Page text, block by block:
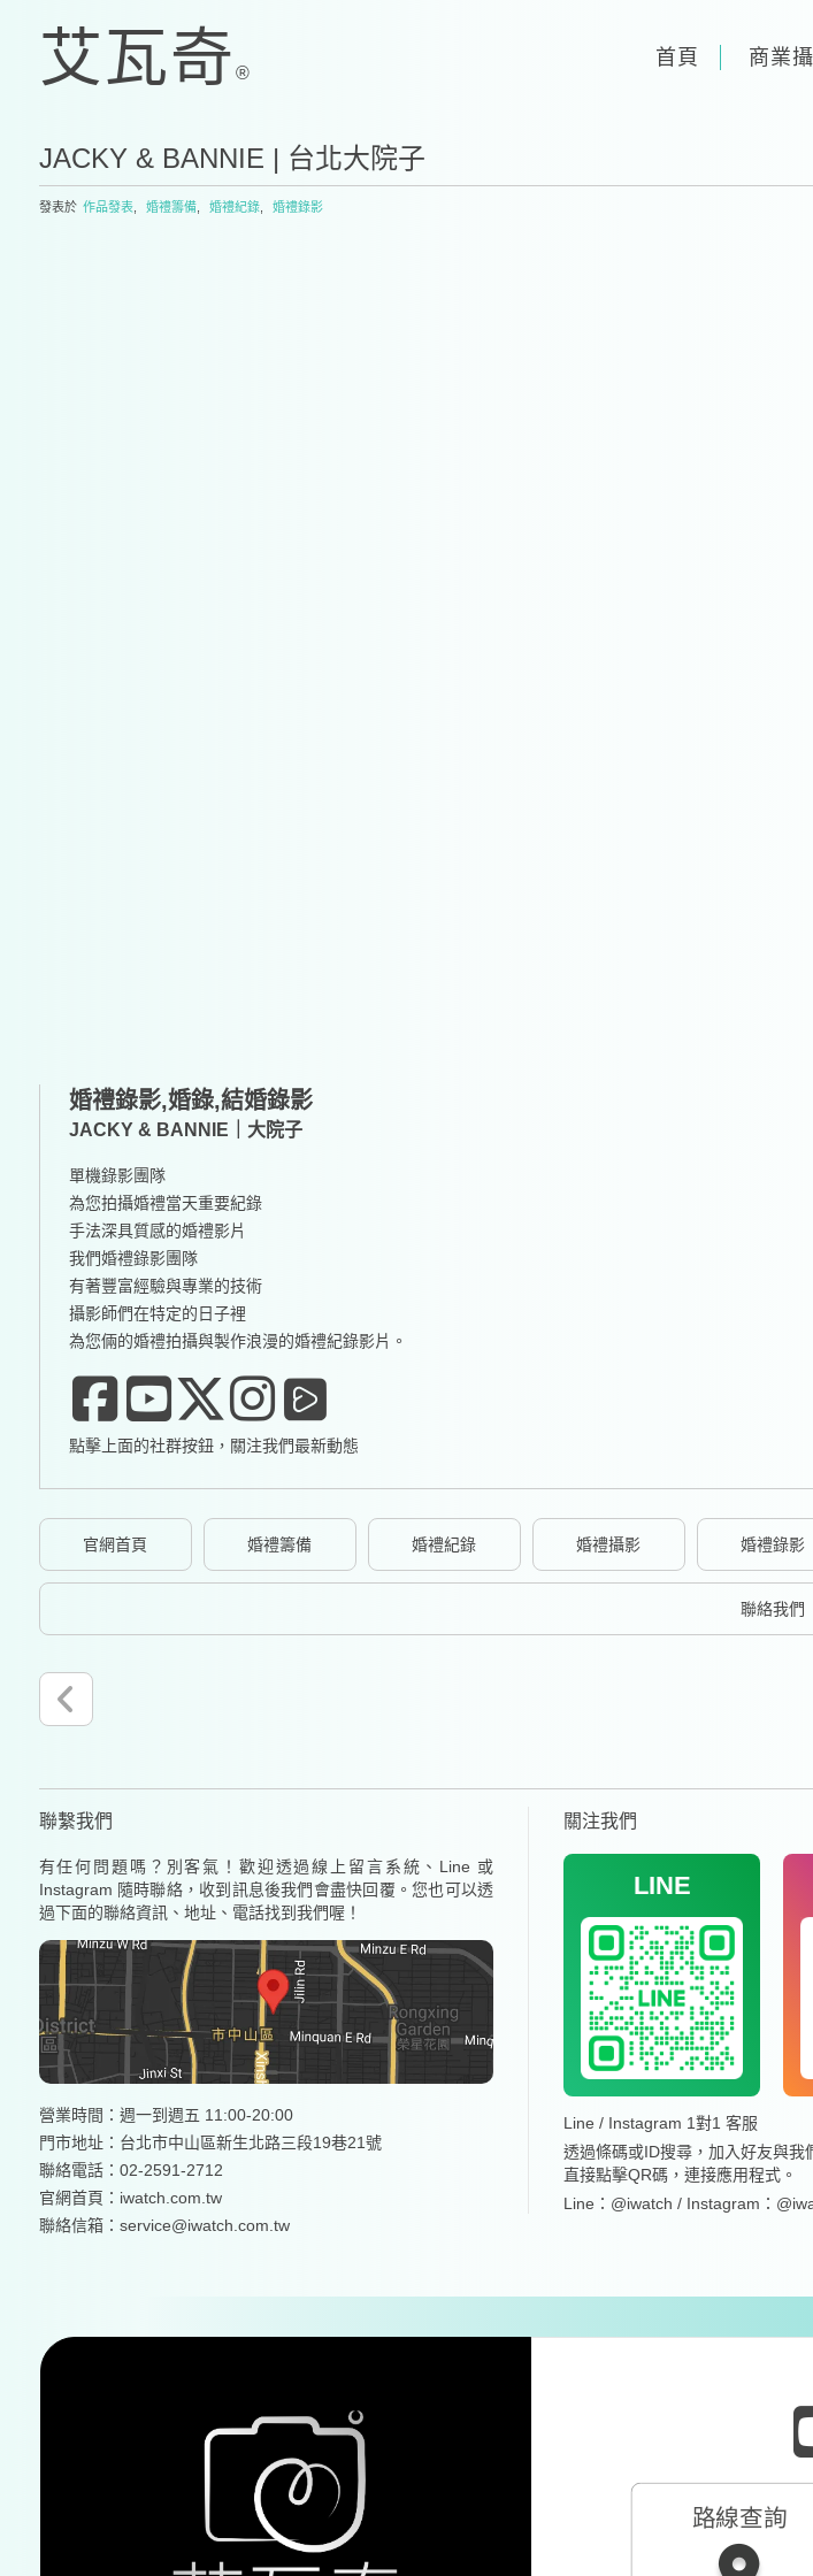
首頁 商業
JACKY & BANNIE | 台北大院子
發表於 作品發表, 婚禮籌備, 婚禮紀錄, 婚禮錄影
婚禮錄影,婚錄,結婚錄影
JACKY & BANNIE｜大院子
單機錄影團隊
為您拍攝婚禮當天重要紀錄
手法深具質感的婚禮影片
我們婚禮錄影團隊
有著豐富經驗與專業的技術
攝影師們在特定的日子裡
為您倆的婚禮拍攝與製作浪漫的婚禮紀錄影片。
點擊上面的社群按鈕，關注我們最新動態
官網首頁 婚禮籌備 婚禮紀錄 婚禮攝影 婚禮錄影
聯絡我們
聯繫我們
有任何問題嗎？別客氣！歡迎透過線上留言系統、Line 或
Instagram 隨時聯絡，收到訊息後我們會盡快回覆。您也可以透
過下面的聯絡資訊、地址、電話找到我們喔！
營業時間：週一到週五 11:00-20:00
門市地址：台北市中山區新生北路三段19巷21號
聯絡電話：02-2591-2712
官網首頁： iwatch.com.tw
聯絡信箱：service@iwatch.com.tw
關注我們
LINE
Line / Instagram 1對1 客服
透過條碼或ID搜尋，加入好友與我
直接點擊QR碼，連接應用程式。
Line：@iwatch / Instagram：
路線查詢